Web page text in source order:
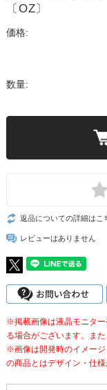
〔OZ〕
価格:
数量:
返品についての詳細はこ
レビューはありません
※掲載画像は液晶モニタ
る場合がございます。ま
※画像は開発時のイメー
の商品とはデザイン・仕